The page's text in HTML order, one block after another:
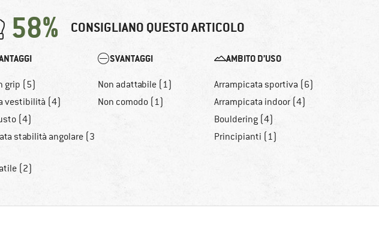
58% CONSIGLIANO QUESTO ARTICOLO
grip (5)
vestibilità (4)
(4)
stabilità angolare (3
(2)
SVANTAGGI
Non adattabile (1)
Non comodo (1)
AMBITO D’USO
Arrampicata sportiva (6)
Arrampicata indoor (4)
Bouldering (4)
Principianti (1)